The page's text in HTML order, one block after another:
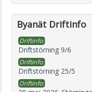
Byanät Driftinfo
Driftinfo:
Driftstörning 9/6
Driftinfo:
Driftstörning 25/5
Driftinfo: